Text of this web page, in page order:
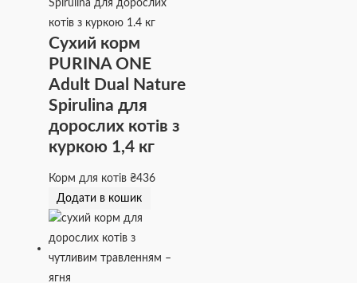
Сухий корм
PURINA ONE
Adult Dual Nature
Spirulina для
дорослих котів з
куркою 1,4 кг
Корм для котів₴436
Додати в кошик